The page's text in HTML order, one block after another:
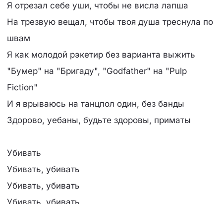
Я отрезал себе уши, чтобы не висла лапша
На трезвую вещал, чтобы твоя душа треснула по
швам
Я как молодой рэкетир без варианта выжить
"Бумер" на "Бригаду", "Godfather" на "Pulp
Fiction"
И я врываюсь на танцпол один, без банды
Здорово, уебаны, будьте здоровы, приматы
Убивать
Убивать, убивать
Убивать, убивать